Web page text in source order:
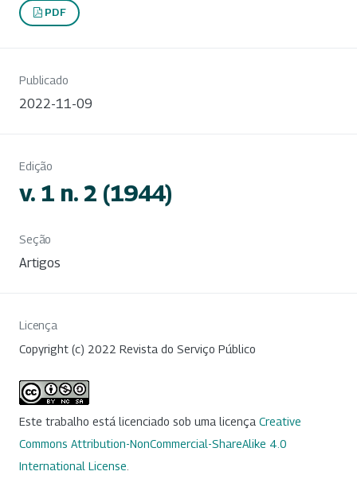
PDF
Publicado
2022-11-09
Edição
v. 1 n. 2 (1944)
Seção
Artigos
Licença
Copyright (c) 2022 Revista do Serviço Público
Este trabalho está licenciado sob uma licença Creative
Commons Attribution-NonCommercial-ShareAlike 4.0
International License